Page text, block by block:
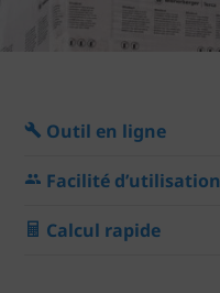
Outil en ligne
Facilité d’utilisation
Calcul rapide